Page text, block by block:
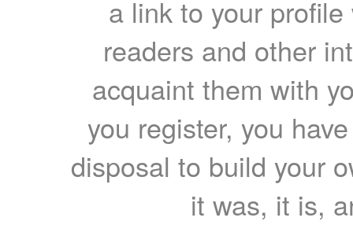
a link to your
readers and other
acquaint them with
you register, you
disposal to build your
it was, it is,